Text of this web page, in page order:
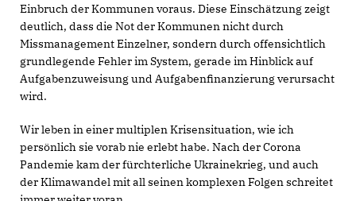
Einbruch der Kommunen voraus. Diese Einschätzung zeigt
deutlich, dass die Not der Kommunen nicht durch
Missmanagement Einzelner, sondern durch offensichtlich
grundlegende Fehler im System, gerade im Hinblick auf
Aufgabenzuweisung und Aufgabenfinanzierung verursacht
wird.
Wir leben in einer multiplen Krisensituation, wie ich
persönlich sie vorab nie erlebt habe. Nach der Corona
Pandemie kam der fürchterliche Ukrainekrieg, und auch
der Klimawandel mit all seinen komplexen Folgen schreitet